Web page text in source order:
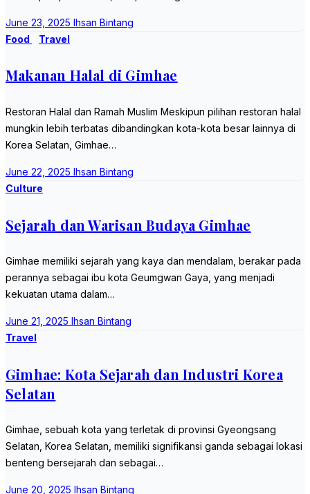
June 23, 2025 Ihsan Bintang
Food
Travel
Makanan Halal di Gimhae
Restoran Halal dan Ramah Muslim Meskipun pilihan restoran halal
mungkin lebih terbatas dibandingkan kota-kota besar lainnya di
Korea Selatan, Gimhae…
June 22, 2025 Ihsan Bintang
Culture
Sejarah dan Warisan Budaya Gimhae
Gimhae memiliki sejarah yang kaya dan mendalam, berakar pada
perannya sebagai ibu kota Geumgwan Gaya, yang menjadi
kekuatan utama dalam…
June 21, 2025 Ihsan Bintang
Travel
Gimhae: Kota Sejarah dan Industri Korea
Selatan
Gimhae, sebuah kota yang terletak di provinsi Gyeongsang
Selatan, Korea Selatan, memiliki signifikansi ganda sebagai lokasi
benteng bersejarah dan sebagai…
June 20, 2025 Ihsan Bintang